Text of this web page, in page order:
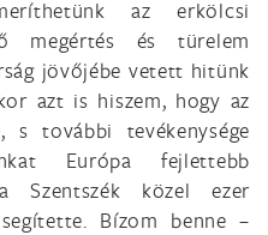
az erkölcsi
megértés és türelem
jövőjébe vetett hitünk
azt is hiszem, hogy az
s további tevékenysége
Európa fejlettebb
Szentszék közel ezer
Bízom benne –